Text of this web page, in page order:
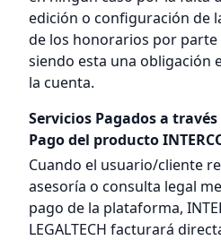
edición o configuración de
de los honorarios por
siendo esta una obligación
la cuenta.
Servicios Pagados a
Pago del producto
Cuando el usuario/cliente
asesoría o consulta legal
pago de la plataforma,
LEGALTECH facturará